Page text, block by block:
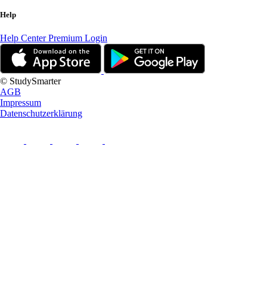
Help
Help CenterPremium Login
© StudySmarter
AGB
Impressum
Datenschutzerklärung